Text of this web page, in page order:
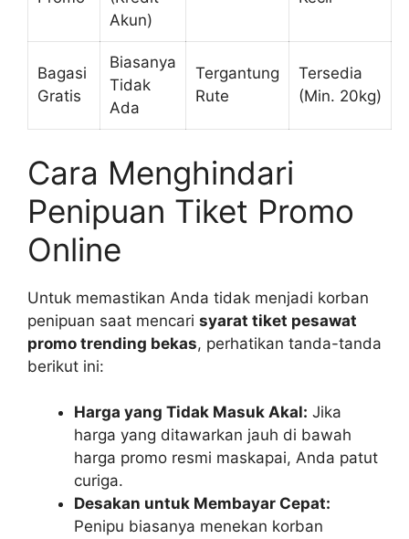
Akun)
Bagasi
Gratis
Biasanya
Tidak
Ada
Tergantung
Rute
Tersedia
(Min. 20kg)
Cara Menghindari
Penipuan Tiket Promo
Online
Untuk memastikan Anda tidak menjadi korban
penipuan saat mencari syarat tiket pesawat
promo trending bekas, perhatikan tanda-tanda
berikut ini:
Harga yang Tidak Masuk Akal: Jika
harga yang ditawarkan jauh di bawah
harga promo resmi maskapai, Anda patut
curiga.
Desakan untuk Membayar Cepat:
Penipu biasanya menekan korban